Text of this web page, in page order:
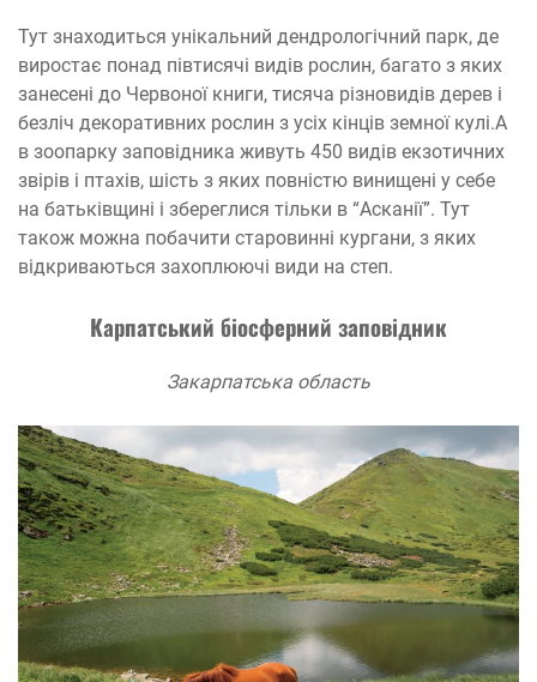
Тут знаходиться унікальний дендрологічний парк, де
виростає понад півтисячі видів рослин, багато з яких
занесені до Червоної книги, тисяча різновидів дерев і
безліч декоративних рослин з усіх кінців земної кулі.А
в зоопарку заповідника живуть 450 видів екзотичних
звірів і птахів, шість з яких повністю винищені у себе
на батьківщині і збереглися тільки в “Асканії”. Тут
також можна побачити старовинні кургани, з яких
відкриваються захоплюючі види на степ.
Карпатський біосферний заповідник
Закарпатська область